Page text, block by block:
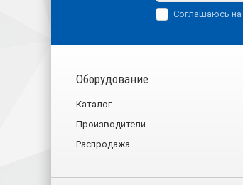
Соглашаюсь на
Оборудование
Каталог
Производители
Распродажа